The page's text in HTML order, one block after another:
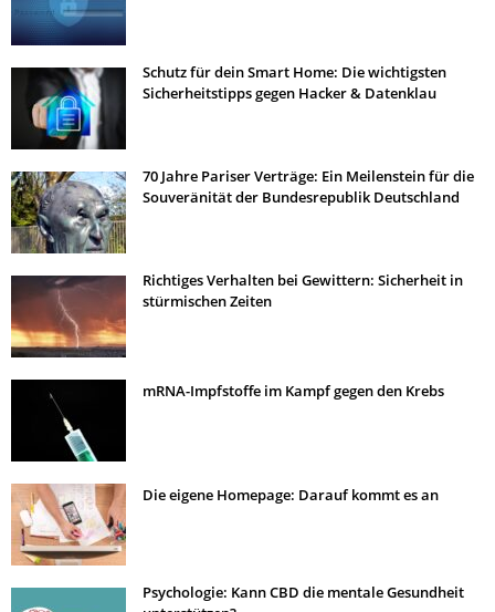
Schutz für dein Smart Home: Die wichtigsten
Sicherheitstipps gegen Hacker & Datenklau
70 Jahre Pariser Verträge: Ein Meilenstein für die
Souveränität der Bundesrepublik Deutschland
Richtiges Verhalten bei Gewittern: Sicherheit in
stürmischen Zeiten
mRNA-Impfstoffe im Kampf gegen den Krebs
Die eigene Homepage: Darauf kommt es an
Psychologie: Kann CBD die mentale Gesundheit